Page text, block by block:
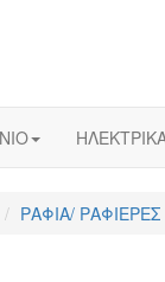
ΡΑΦΙΑ/ ΡΑΦΙΕΡΕΣ